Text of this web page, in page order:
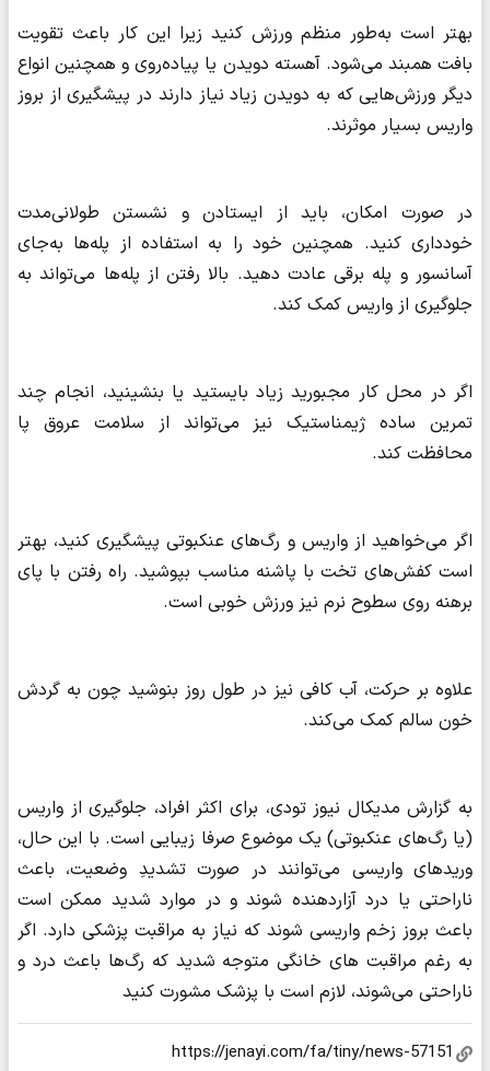
بهتر است به‌طور منظم ورزش کنید زیرا این کار باعث تقویت
بافت همبند می‌شود. آهسته دویدن یا پیاده‌روی و همچنین انواع
دیگر ورزش‌هایی که به دویدن زیاد نیاز دارند در پیشگیری از بروز
واریس بسیار موثرند.
در صورت امکان، باید از ایستادن و نشستن طولانی‌مدت
خودداری کنید. همچنین خود را به استفاده از پله‌ها به‌جای
آسانسور و پله برقی عادت دهید. بالا رفتن از پله‌ها می‌تواند به
جلوگیری از واریس کمک کند.
اگر در محل کار مجبورید زیاد بایستید یا بنشینید، انجام چند
تمرین ساده ژیمناستیک نیز می‌تواند از سلامت عروق پا
محافظت کند.
اگر می‌خواهید از واریس و رگ‌های عنکبوتی پیشگیری کنید، بهتر
است کفش‌های تخت با پاشنه مناسب بپوشید. راه‌ رفتن با پای
برهنه روی سطوح نرم نیز ورزش خوبی است.
علاوه بر حرکت، آب کافی نیز در طول روز بنوشید چون به گردش
خون سالم کمک می‌کند.
به گزارش مدیکال نیوز تودی، برای اکثر افراد، جلوگیری از واریس
(یا رگ‌های عنکبوتی) یک موضوع صرفا زیبایی است. با این حال،
وریدهای واریسی می‌توانند در صورت تشدیدِ وضعیت، باعث
ناراحتی یا درد آزاردهنده شوند و در موارد شدید ممکن است
باعث بروز زخم‌ واریسی شوند که نیاز به مراقبت پزشکی دارد. اگر
به رغم مراقبت های خانگی متوجه شدید که رگ‌ها باعث درد و
ناراحتی می‌شوند، لازم است با پزشک مشورت کنید